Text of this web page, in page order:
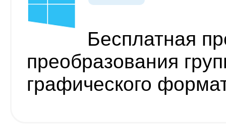
Бесплатная
преобразования
графического